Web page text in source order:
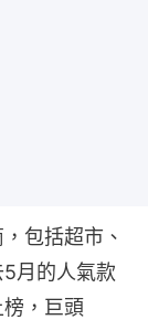
包括超市、
月的人氣款
，巨頭